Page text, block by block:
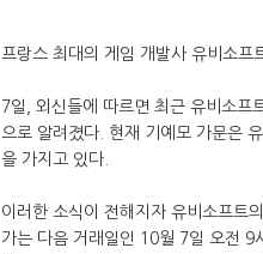
프랑스 최대의 게임 개발사 유비소프
7일, 외신들에 따르면 최근 유비소프
으로 알려졌다. 현재 기예모 가문은
을 가지고 있다.
이러한 소식이 전해지자 유비소프트
가는 다음 거래일인 10월 7일 오전 9